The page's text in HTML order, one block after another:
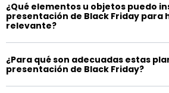
¿Qué elementos u objetos puedo
presentación de Black Friday para
relevante?
¿Para qué son adecuadas estas
presentación de Black Friday?